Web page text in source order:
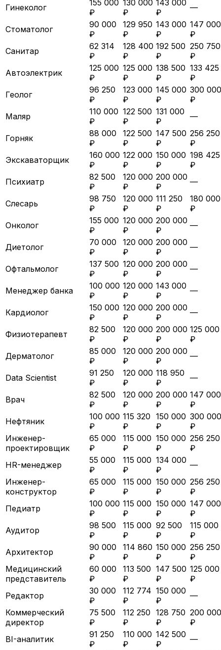
Гинеколог
155 000
₽
130 000
₽
143 000
₽
—
Стоматолог
90 000
₽
129 950
₽
143 000
₽
147 000
₽
Санитар
62 314
₽
128 400
₽
192 500
₽
250 750
₽
Автоэлектрик
125 000
₽
125 000
₽
138 500
₽
133 425
₽
Геолог
96 250
₽
123 000
₽
145 000
₽
300 000
₽
Маляр
110 000
₽
122 500
₽
131 000
₽
—
Горняк
88 000
₽
122 500
₽
147 500
₽
256 250
₽
Экскаваторщик
160 000
₽
122 000
₽
150 000
₽
198 425
₽
Психиатр
82 500
₽
120 000
₽
200 000
₽
—
Слесарь
98 750
₽
120 000
₽
111 250
₽
180 000
₽
Онколог
155 000
₽
120 000
₽
200 000
₽
—
Диетолог
70 000
₽
120 000
₽
200 000
₽
—
Офтальмолог
137 500
₽
120 000
₽
200 000
₽
—
Менеджер банка
100 000
₽
120 000
₽
143 000
₽
—
Кардиолог
150 000
₽
120 000
₽
200 000
₽
—
Физиотерапевт
82 500
₽
120 000
₽
200 000
₽
125 000
₽
Дерматолог
85 000
₽
120 000
₽
200 000
₽
—
Data Scientist
91 250
₽
120 000
₽
118 950
₽
—
Врач
82 500
₽
120 000
₽
200 000
₽
147 000
₽
Нефтяник
100 000
₽
115 320
₽
150 000
₽
300 000
₽
Инженер-
проектировщик
65 000
₽
115 000
₽
150 000
₽
256 250
₽
HR-менеджер
55 000
₽
115 000
₽
134 000
₽
—
Инженер-
конструктор
65 000
₽
115 000
₽
150 000
₽
256 250
₽
Педиатр
100 000
₽
115 000
₽
150 000
₽
147 000
₽
Аудитор
98 500
₽
115 000
₽
92 500
₽
115 000
₽
Архитектор
90 000
₽
114 860
₽
150 000
₽
256 250
₽
Медицинский
представитель
60 000
₽
113 500
₽
147 500
₽
125 000
₽
Редактор
30 000
₽
112 774
₽
150 000
₽
—
Коммерческий
директор
75 500
₽
112 250
₽
128 750
₽
200 000
₽
BI-аналитик
91 250
₽
110 000
₽
142 500
₽
—